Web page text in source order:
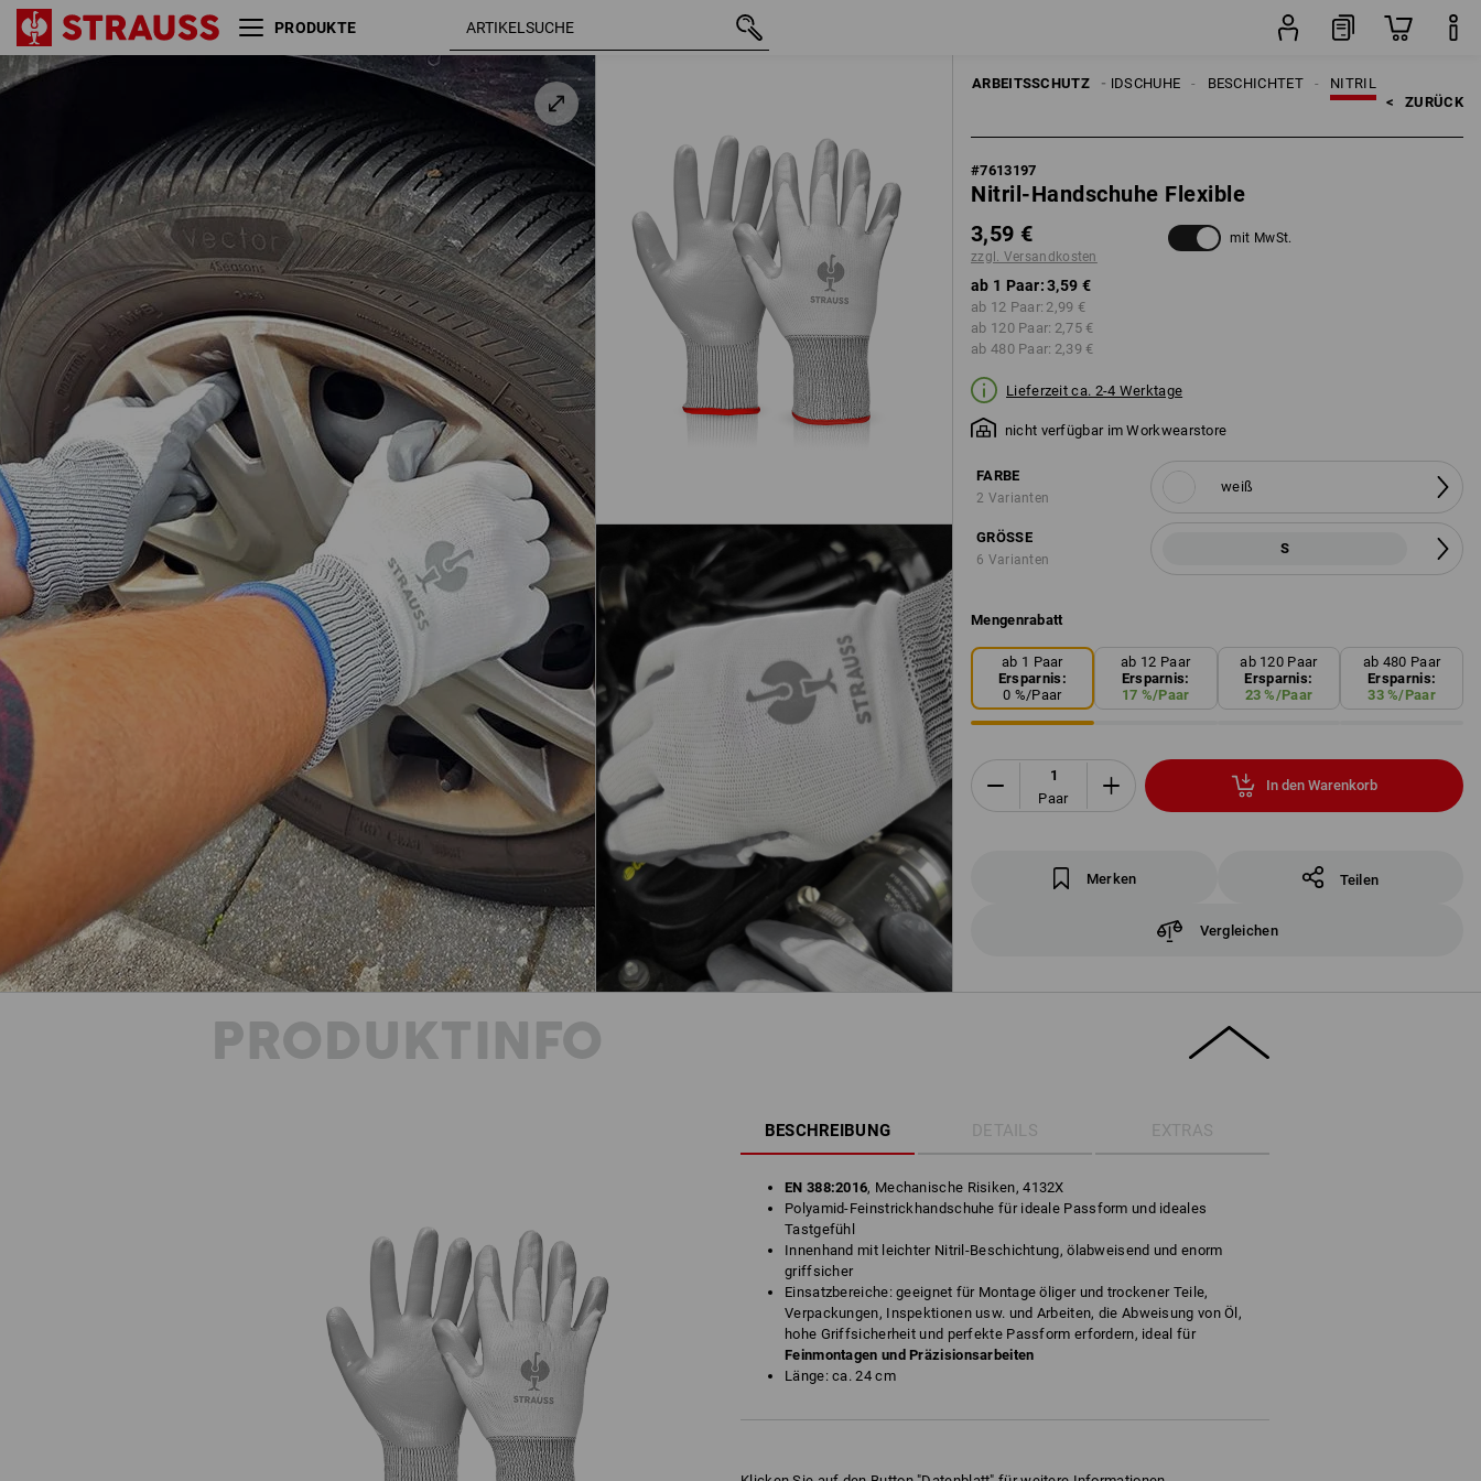
PRODUKTE
ARBEITSSCHUTZ NITRIL
BESCHICHTET
HANDSCHUHE
< ZURÜCK
#7613197
Nitril-Handschuhe Flexible
3,59 €
zzgl. Versandkosten
mit MwSt.
ab 1 Paar:3,59 €
ab 12 Paar: 2,99 €
ab 120 Paar: 2,75 €
ab 480 Paar: 2,39 €
Lieferzeit ca. 2-4 Werktage
nicht verfügbar im Workwearstore
FARBE
2 Varianten
weiß
GRÖSSE
6 Varianten
S
Mengenrabatt
ab 1 Paar
Ersparnis:
0 %/Paar
ab 12 Paar
Ersparnis:
17 %/Paar
ab 120 Paar
Ersparnis:
23 %/Paar
ab 480 Paar
Ersparnis:
33%/Paar
Paar
In den Warenkorb
Merken Teilen
Vergleichen
Nitril-Handschuhe Flexible weiß S 3,59 €
PRODUKTINFO
BESCHREIBUNG DETAILS EXTRAS
EN 388:2016, Mechanische Risiken, 4132X
Polyamid-Feinstrickhandschuhe für ideale Passform und ideales
Tastgefühl
Innenhand mit leichter Nitril-Beschichtung, ölabweisend und enorm
griffsicher
Einsatzbereiche: geeignet für Montage öliger und trockener Teile,
Verpackungen, Inspektionen usw. und Arbeiten, die Abweisung von Öl,
hohe Griffsicherheit und perfekte Passform erfordern, ideal für
Feinmontagen und Präzisionsarbeiten
Länge: ca. 24 cm